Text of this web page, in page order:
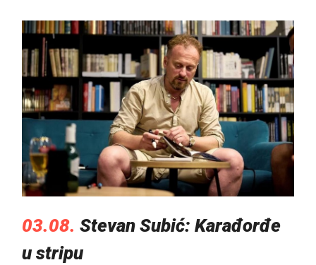
03.08. Stevan Subić: Karađorđe
u stripu